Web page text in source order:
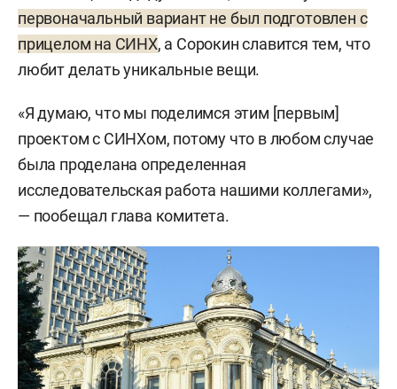
первоначальный вариант не был подготовлен с
прицелом на СИНХ, а Сорокин славится тем, что
любит делать уникальные вещи.
«Я думаю, что мы поделимся этим [первым]
проектом с СИНХом, потому что в любом случае
была проделана определенная
исследовательская работа нашими коллегами»,
— пообещал глава комитета.